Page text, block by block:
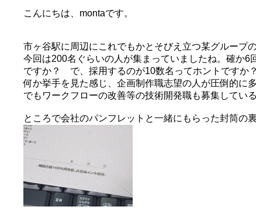
こんにちは、montaです。
市ヶ谷駅に周辺にこれでもかとそびえ立つ某グループ
今回は200名ぐらいの人が集まっていましたね。確か
ですか？ で、採用するのが10数名ってホントですか
何か挙手を見た感じ、企画制作職志望の人が圧倒的に
でもワークフローの改善等の技術開発職も募集してい
ところで会社のパンフレットと一緒にもらった封筒の